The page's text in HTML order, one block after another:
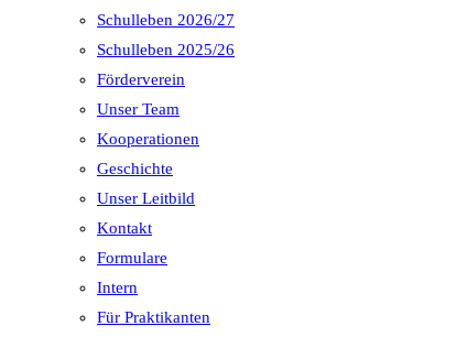
Schulleben 2026/27
Schulleben 2025/26
Förderverein
Unser Team
Kooperationen
Geschichte
Unser Leitbild
Kontakt
Formulare
Intern
Für Praktikanten